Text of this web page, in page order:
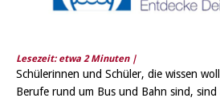
Lesezeit: etwa 2 Minuten |
Schülerinnen und Schüler, die wissen
Berufe rund um Bus und Bahn sind, sind